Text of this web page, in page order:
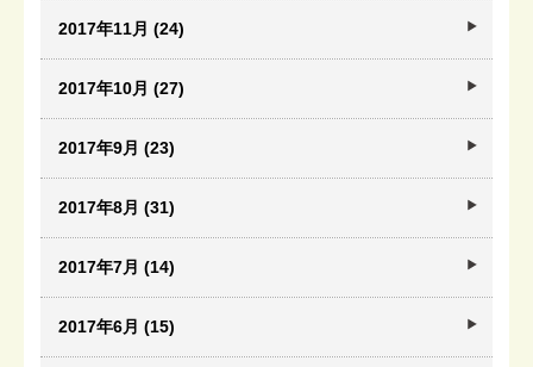
2017年11月 (24)
2017年10月 (27)
2017年9月 (23)
2017年8月 (31)
2017年7月 (14)
2017年6月 (15)